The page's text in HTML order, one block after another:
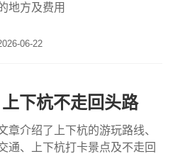
地方及费用
06-22
下杭不走回头路
章介绍了上下杭的游玩路线、
通、上下杭打卡景点及不走回